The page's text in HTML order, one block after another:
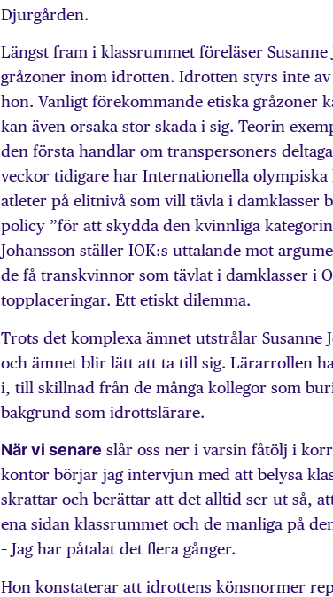
Djurgården.
Längst fram i klassrummet föreläser
gråzoner inom idrotten. Idrotten styrs inte
hon. Vanligt förekommande etiska gråzoner
kan även orsaka stor skada i sig. Teorin
den första handlar om transpersoners
veckor tidigare har Internationella
atleter på elitnivå som vill tävla i damklasser
policy ”för att skydda den kvinnliga
Johansson ställer IOK:s uttalande mot
de få transkvinnor som tävlat i damklasser i
topplaceringar. Ett etiskt dilemma.
Trots det komplexa ämnet utstrålar Susanne
och ämnet blir lätt att ta till sig. Lärarrollen
i, till skillnad från de många kollegor som
bakgrund som idrottslärare.
När vi senare slår oss ner i varsin fåtölj i
kontor börjar jag intervjun med att belysa
skrattar och berättar att det alltid ser ut så,
ena sidan klassrummet och de manliga på
– Jag har påtalat det flera gånger.
Hon konstaterar att idrottens könsnormer